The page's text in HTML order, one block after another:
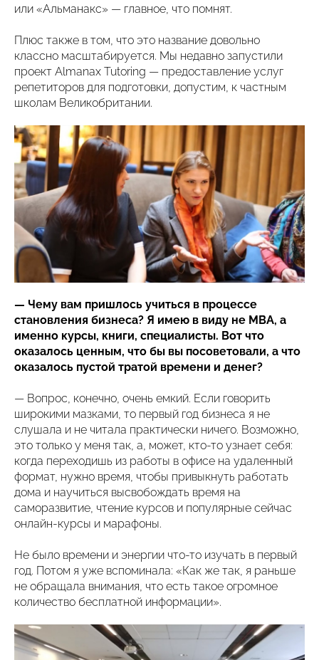
или «Альманакс» — главное, что помнят.
Плюс также в том, что это название довольно
классно масштабируется. Мы недавно запустили
проект Almanax Tutoring — предоставление услуг
репетиторов для подготовки, допустим, к частным
школам Великобритании.
— Чему вам пришлось учиться в процессе
становления бизнеса? Я имею в виду не МВА, а
именно курсы, книги, специалисты. Вот что
оказалось ценным, что бы вы посоветовали, а что
оказалось пустой тратой времени и денег?
— Вопрос, конечно, очень емкий. Если говорить
широкими мазками, то первый год бизнеса я не
слушала и не читала практически ничего. Возможно,
это только у меня так, а, может, кто-то узнает себя:
когда переходишь из работы в офисе на удаленный
формат, нужно время, чтобы привыкнуть работать
дома и научиться высвобождать время на
саморазвитие, чтение курсов и популярные сейчас
онлайн-курсы и марафоны.
Не было времени и энергии что-то изучать в первый
год. Потом я уже вспоминала: «Как же так, я раньше
не обращала внимания, что есть такое огромное
количество бесплатной информации».